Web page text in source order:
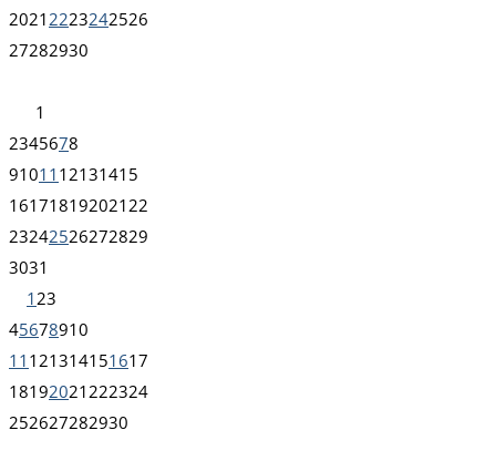
2021 2223242526
27282930
1
2345678
91011 12131415
161718192021 22
23242526272829
3031
1 23
45678910
11 121314151617
18192021 222324
252627282930